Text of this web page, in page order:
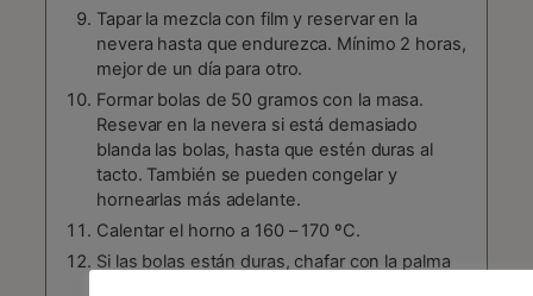
Tapar la mezcla con film y reservar en la
nevera hasta que endurezca. Mínimo 2 horas,
mejor de un día para otro.
Formar bolas de 50 gramos con la masa.
Resevar en la nevera si está demasiado
blanda las bolas, hasta que estén duras al
tacto. También se pueden congelar y
hornearlas más adelante.
Calentar el horno a 160 – 170 ºC.
Si las bolas están duras, chafar con la palma